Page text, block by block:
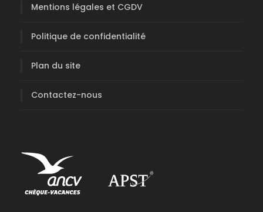
Mentions légales et CGDV
Politique de confidentialité
Plan du site
Contactez-nous